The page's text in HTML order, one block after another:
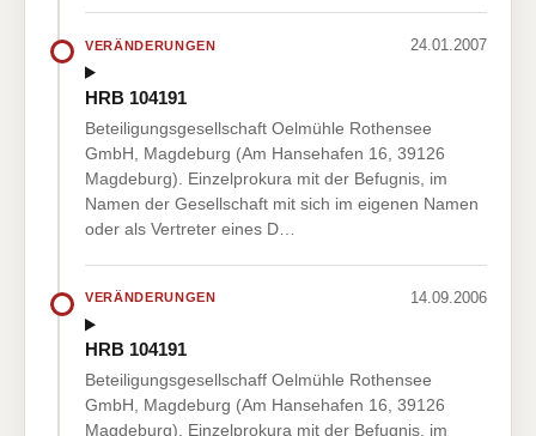
VERÄNDERUNGEN 24.01.2007
HRB 104191
Beteiligungsgesellschaft Oelmühle Rothensee
GmbH, Magdeburg (Am Hansehafen 16, 39126
Magdeburg). Einzelprokura mit der Befugnis, im
Namen der Gesellschaft mit sich im eigenen Namen
oder als Vertreter eines D…
VERÄNDERUNGEN 14.09.2006
HRB 104191
Beteiligungsgesellschaff Oelmühle Rothensee
GmbH, Magdeburg (Am Hansehafen 16, 39126
Magdeburg). Einzelprokura mit der Befugnis, im